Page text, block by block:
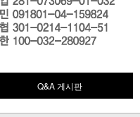
Q&A 게시판